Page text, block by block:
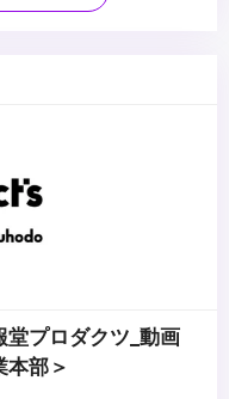
作品の提出をお願いしま
堂プロダクツ_動画
本部＞